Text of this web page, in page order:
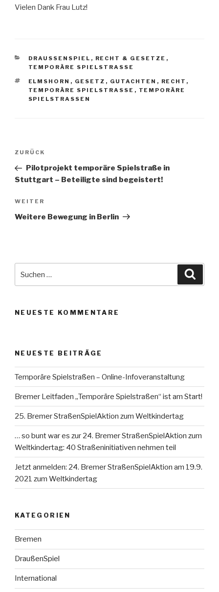
Vielen Dank Frau Lutz!
KATEGORIEN
DRAUSSENSPIEL , RECHT & GESETZE ,
TEMPORÄRE SPIELSTRASSE
SCHLAGWÖRTER
ELMSHORN , GESETZ , GUTACHTEN , RECHT ,
TEMPORÄRE SPIELSTRASSE
, TEMPORÄRE
SPIELSTRASSEN
Beitragsnavigation
Vorheriger
Beitrag
ZURÜCK
Pilotprojekt temporäre Spielstraße in
Stuttgart – Beteiligte sind begeistert!
Nächster
Beitrag
WEITER
Weitere Bewegung in Berlin
nach:
NEUESTE KOMMENTARE
NEUESTE BEITRÄGE
Temporäre Spielstraßen – Online-Infoveranstaltung
Bremer Leitfaden „Temporäre Spielstraßen“ ist am Start!
25. Bremer StraßenSpielAktion zum Weltkindertag
… so bunt war es zur 24. Bremer StraßenSpielAktion zum
Weltkindertag: 40 Straßeninitiativen nehmen teil
Jetzt anmelden: 24. Bremer StraßenSpielAktion am 19.9.
2021 zum Weltkindertag
KATEGORIEN
Bremen
DraußenSpiel
International